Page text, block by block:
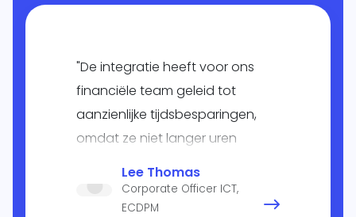
"De integratie heeft voor ons
financiële team geleid tot
aanzienlijke tijdsbesparingen,
omdat ze niet langer uren
extraheren en voorbereiden van
rapporten of aan tijdrovende
Lee Thomas
Corporate Officer ICT,
ECDPM